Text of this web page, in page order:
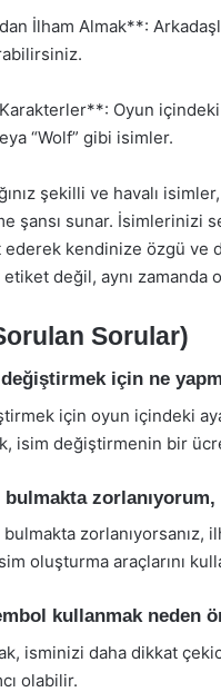
İlham Almak**:
Oyun
“Wolf” gibi isimler.
şekilli ve havalı
şansı sunar. İsimlerinizi
kendinize özgü ve
değil, aynı zamanda
Sorular)
için ne
için oyun içindeki
isim değiştirmenin bir
zorlanıyorum,
oluşturma araçlarını
kullanmak neden
isminizi daha dikkat
olabilir.